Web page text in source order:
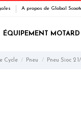
A propos de Global
ÉQUIPEMENT MOTARD
Cycle Pneu Pneu Sioc 2